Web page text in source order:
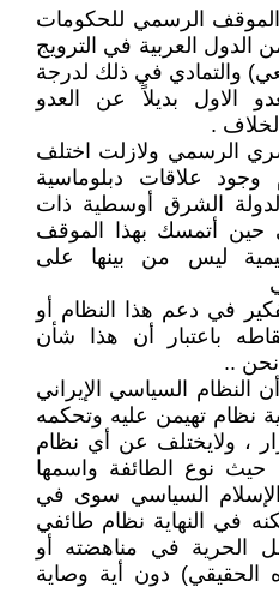
الرسمي للحكومات
الدول العربية في الترويج
والتمادي في ذلك لدرجة
الاول بديلاً عن العدو
.
الرسمي ولازلت اختلف
علاقات دبلوماسية
الشرق أوسطية ذات
حين أتمسك بهذا الموقف
ليس من بينها على
في دعم هذا النظام أو
باعتبار أن هذا شأن
نحن ..
السياسي الإيراني
نظام تهيمن عليه وتحكمه
، ولايختلف عن أي نظام
نوع الطائفة واسمها
السياسي سوى في
في النهاية نظام طائفي
الحرية في مناهضته أو
الحقيقي) دون أية وصاية